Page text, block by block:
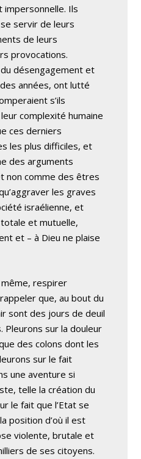
impersonnelle. Ils
servir de leurs
de leurs
provocations.
désengagement et
années, ont lutté
s’ils
complexité humaine
ces derniers
les plus difficiles, et
des arguments
non comme des êtres
les graves
israélienne, et
et mutuelle,
et – à Dieu ne plaise
même, respirer
que, au bout du
sont des jours de deuil
Pleurons sur la douleur
des colons dont les
sur le fait
une aventure si
telle la création du
le fait que l’Etat se
position d’où il est
violente, brutale et
de ses citoyens.